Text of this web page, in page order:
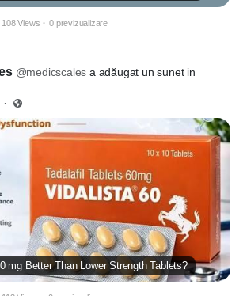
108 Views · 0 previzualizare
@medicscales a adăugat un sunet in
·
mg Better Than Lower Strength Tablets?